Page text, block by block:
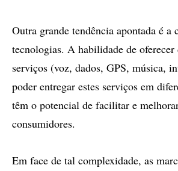
Outra grande tendência apontada é a
tecnologias. A habilidade de oferecer
serviços (voz, dados, GPS, música,
poder entregar estes serviços em
têm o potencial de facilitar e
consumidores.
Em face de tal complexidade, as